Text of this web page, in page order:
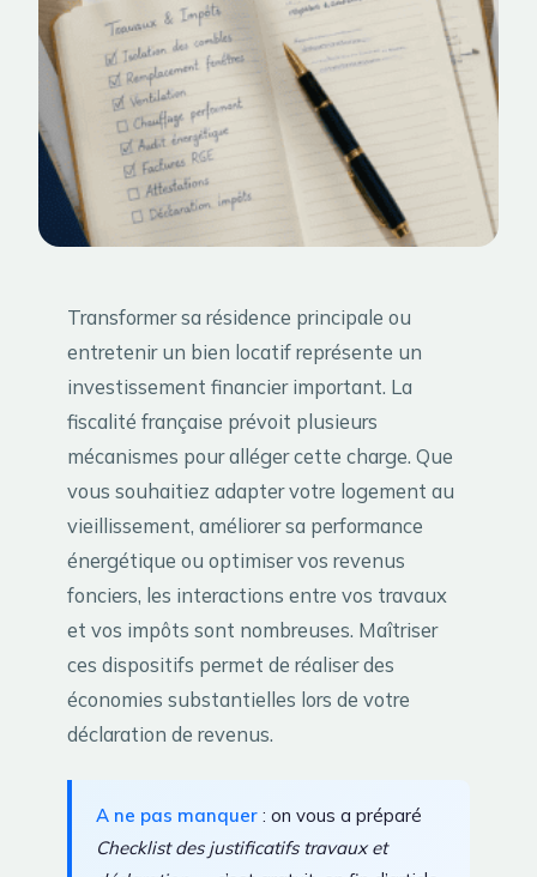
Transformer sa résidence principale ou
entretenir un bien locatif représente un
investissement financier important. La
fiscalité française prévoit plusieurs
mécanismes pour alléger cette charge. Que
vous souhaitiez adapter votre logement au
vieillissement, améliorer sa performance
énergétique ou optimiser vos revenus
fonciers, les interactions entre vos travaux
et vos impôts sont nombreuses. Maîtriser
ces dispositifs permet de réaliser des
économies substantielles lors de votre
déclaration de revenus.
A ne pas manquer : on vous a préparé
Checklist des justificatifs travaux et